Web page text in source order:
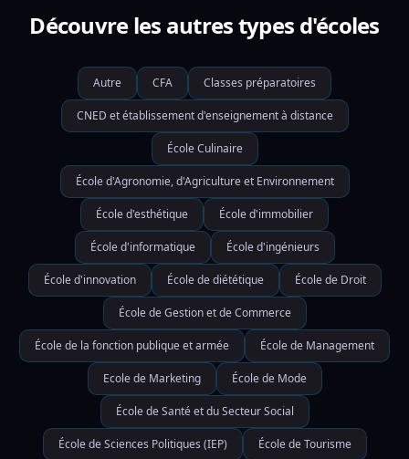
Découvre les autres types d'écoles
Autre CFA Classes préparatoires
CNED et établissement d'enseignement à distance
École Culinaire
École d'Agronomie, d'Agriculture et Environnement
École d'esthétique École d'immobilier
École d'informatique École d'ingénieurs
École d'innovation École de diététique École de Droit
École de Gestion et de Commerce
École de la fonction publique et armée École de Management
Ecole de Marketing École de Mode
École de Santé et du Secteur Social
École de Sciences Politiques (IEP) École de Tourisme